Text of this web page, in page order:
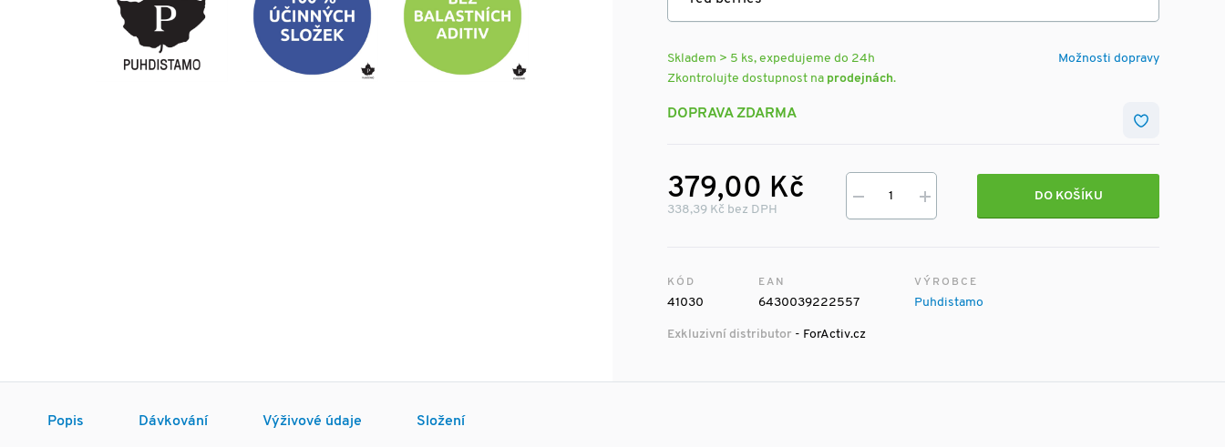
Možnosti dopravy
Skladem > 5 ks, expedujeme do 24h
Zkontrolujte dostupnost na prodejnách.
DOPRAVA ZDARMA
379,00 Kč
338,39 Kč bez DPH
DO KOŠÍKU
KÓD
41030
EAN
6430039222557
VÝROBCE
Puhdistamo
Exkluzivní distributor - ForActiv.cz
Popis Dávkování Výživové údaje Složení